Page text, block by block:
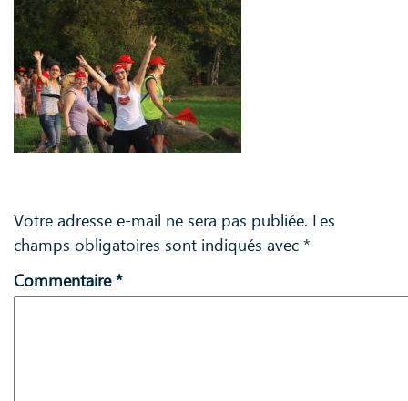
Votre adresse e-mail ne sera pas publiée. Les
champs obligatoires sont indiqués avec *
Commentaire*